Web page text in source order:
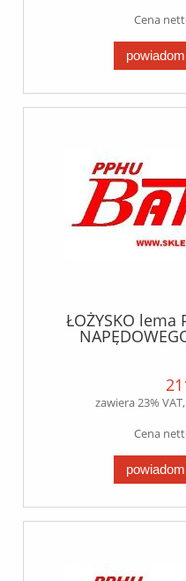
Cena
ŁOŻYSKO lema
zawiera 23%
Cena